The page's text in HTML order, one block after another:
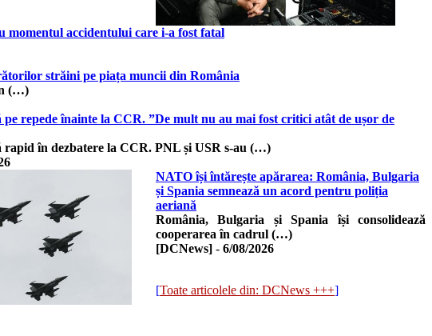
accidentului care i-a fost fatal
străini pe piața muncii din România
(…)
repede înainte la CCR. ”De mult nu au mai fost critici atât de ușor de
rapid în dezbatere la CCR. PNL și USR s-au (…)
NATO își întărește apărarea: România, Bulgaria
și Spania semnează un acord pentru poliția
aeriană
România, Bulgaria și Spania își consolidează
cooperarea în cadrul (…)
[DCNews] - 6/08/2026
[Toate articolele din: DCNews +++]